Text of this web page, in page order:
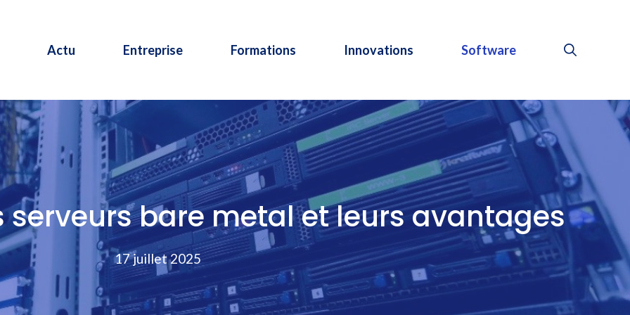
Actu Entreprise Formations Innovations Software
serveurs bare metal et leurs avantages
17 juillet 2025